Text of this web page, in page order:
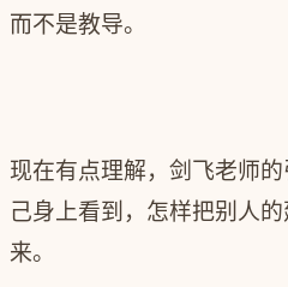
而不是教导。
现在有点理解，剑飞老师
己身上看到，怎样把别人
来。